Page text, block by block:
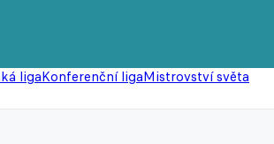
ligaKonferenční ligaMistrovství světa